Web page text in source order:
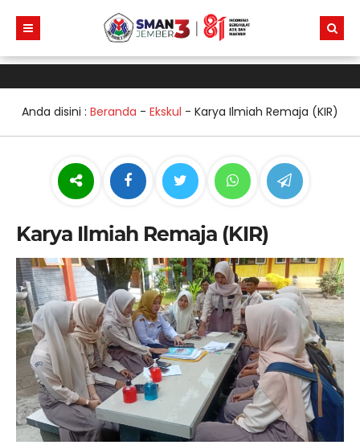
Anda disini : Beranda - Ekskul - Karya Ilmiah Remaja (KIR)
Karya Ilmiah Remaja (KIR)